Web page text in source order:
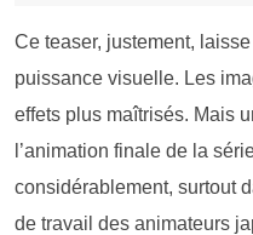
Ce teaser, justement,
puissance visuelle. Les
effets plus maîtrisés. Mais
l’animation finale de la
considérablement, surtout
de travail des animateurs